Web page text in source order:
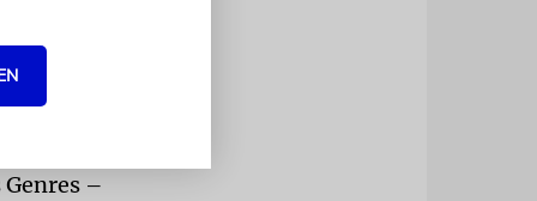
werde
der
–